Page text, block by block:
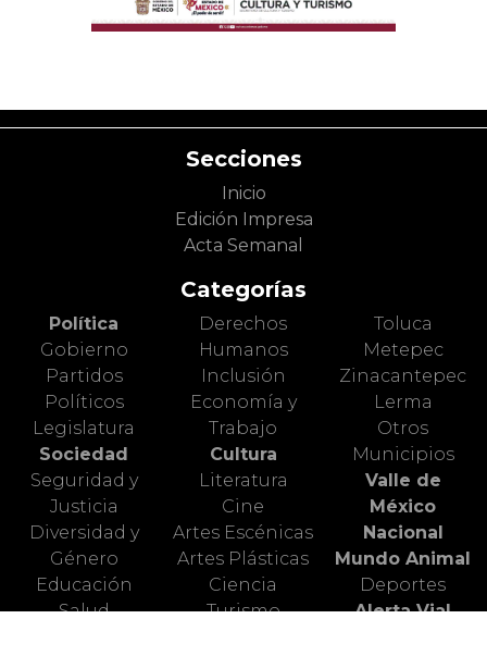
Secciones
Inicio
Edición Impresa
Acta Semanal
Categorías
Política
Gobierno
Partidos
Políticos
Legislatura
Sociedad
Seguridad y
Justicia
Diversidad y
Género
Educación
Salud
Derechos
Humanos
Inclusión
Economía y
Trabajo
Cultura
Literatura
Cine
Artes Escénicas
Artes Plásticas
Ciencia
Turismo
Toluca
Metepec
Zinacantepec
Lerma
Otros
Municipios
Valle de
México
Nacional
Mundo Animal
Deportes
Alerta Vial